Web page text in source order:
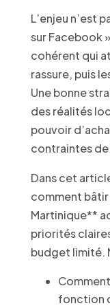
L’enjeu n’est
sur Facebook
cohérent qui
rassure, puis
Une bonne
des réalités
pouvoir
contraintes
Dans cet
comment
Martinique**
priorités
budget limité.
fonction